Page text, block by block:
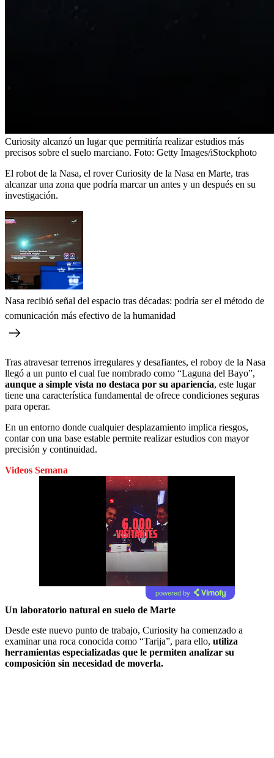
Curiosity alcanzó un lugar que permitiría realizar estudios más
precisos sobre el suelo marciano. Foto: Getty Images/iStockphoto
El robot de la Nasa, el rover Curiosity de la Nasa en Marte, tras
alcanzar una zona que podría marcar un antes y un después en su
investigación.
Nasa recibió señal del espacio tras décadas: podría ser el método de
comunicación más efectivo de la humanidad
Tras atravesar terrenos irregulares y desafiantes, el roboy de la Nasa
llegó a un punto el cual fue nombrado como “Laguna del Bayo”,
aunque a simple vista no destaca por su apariencia, este lugar
tiene una característica fundamental de ofrece condiciones seguras
para operar.
En un entorno donde cualquier desplazamiento implica riesgos,
contar con una base estable permite realizar estudios con mayor
precisión y continuidad.
Videos Semana
powered by
Un laboratorio natural en suelo de Marte
Desde este nuevo punto de trabajo, Curiosity ha comenzado a
examinar una roca conocida como “Tarija”, para ello, utiliza
herramientas especializadas que le permiten analizar su
composición sin necesidad de moverla.